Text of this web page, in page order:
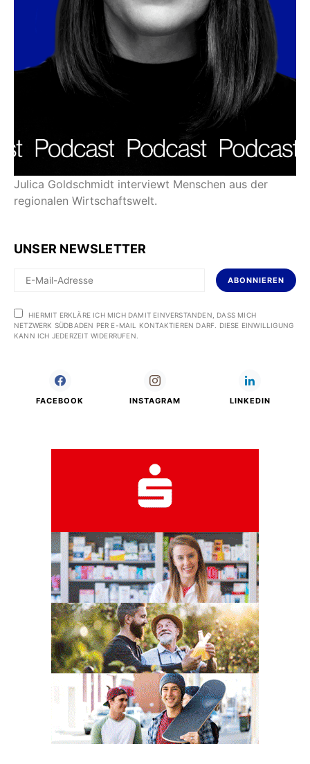
Julica Goldschmidt interviewt Menschen aus der
regionalen Wirtschaftswelt.
UNSER NEWSLETTER
ABONNIEREN
HIERMIT ERKLÄRE ICH MICH DAMIT EINVERSTANDEN, DASS MICH
NETZWERK SÜDBADEN PER E-MAIL KONTAKTIEREN DARF. DIESE EINWILLIGUNG
KANN ICH JEDERZEIT WIDERRUFEN.
FACEBOOK INSTAGRAM LINKEDIN